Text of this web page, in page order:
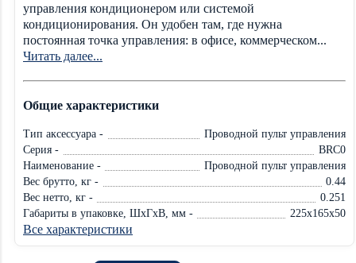
управления кондиционером или системой
кондиционирования. Он удобен там, где нужна
постоянная точка управления: в офисе, коммерческом...
Читать далее...
Общие характеристики
Тип аксессуара -
Проводной пульт управления
Серия -
BRC0
Наименование -
Проводной пульт управления
Вес брутто, кг -
0.44
Вес нетто, кг -
0.251
Габариты в упаковке, ШхГхВ, мм -
225x165x50
Все характеристики